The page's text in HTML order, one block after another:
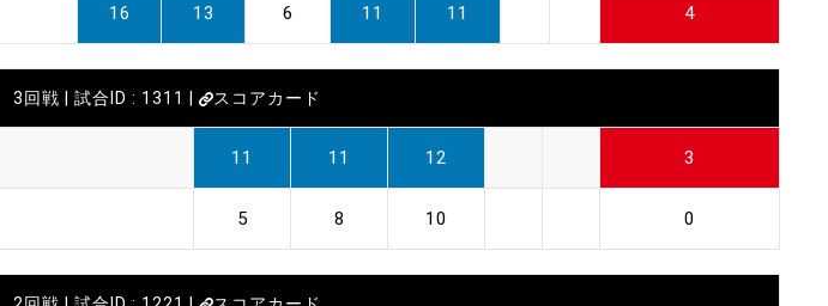
16 13 6 11 11 4
3回戦 | 試合ID : 1311 | スコアカード
11 11 12 3
5 8 10 0